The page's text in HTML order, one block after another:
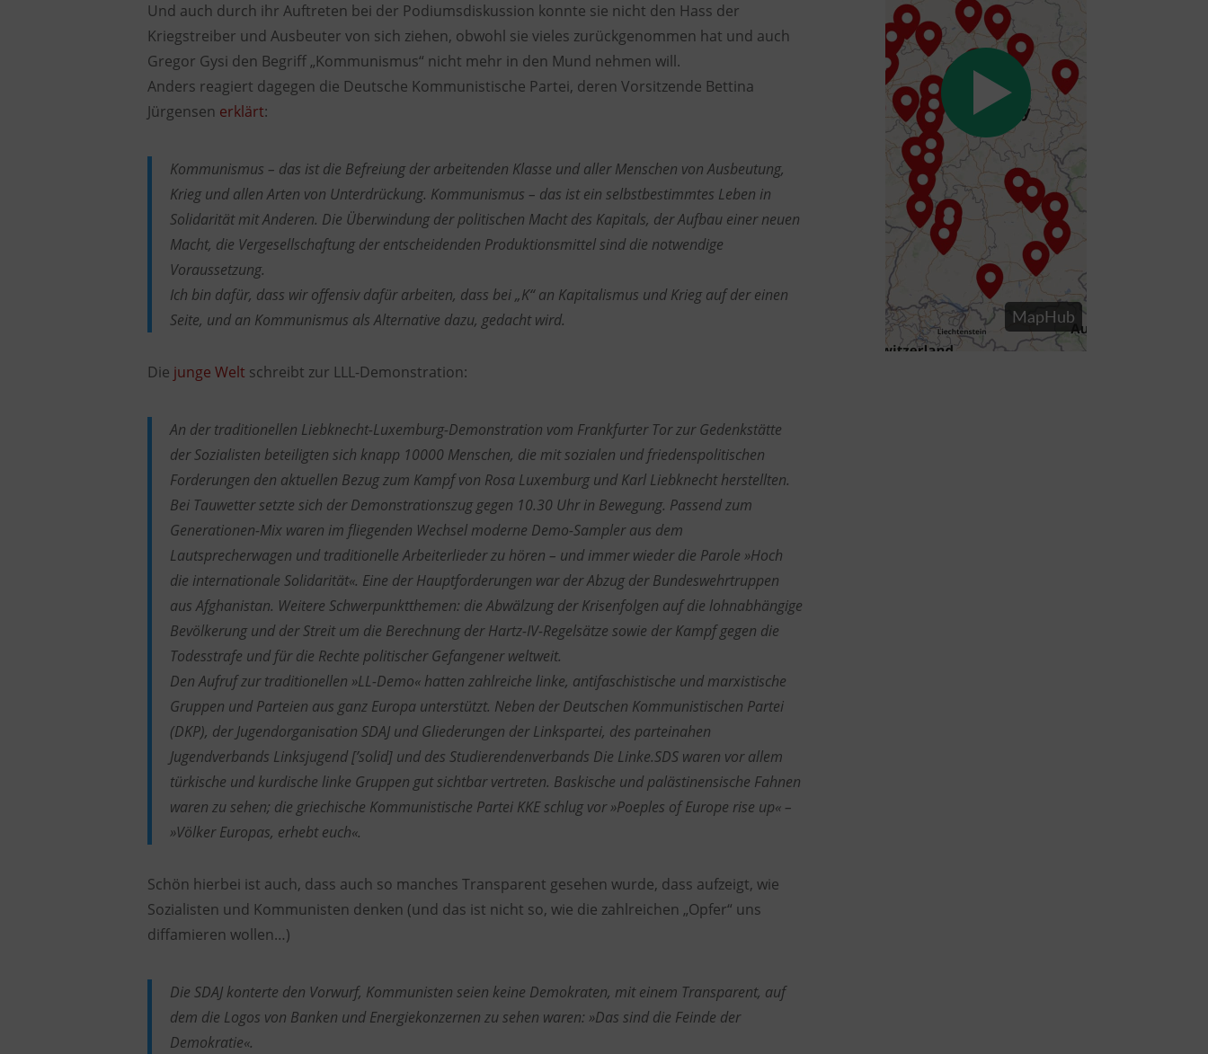
Und auch durch ihr Auftreten bei der Podiumsdiskussion konnte sie nicht den Hass der
Kriegstreiber und Ausbeuter von sich ziehen, obwohl sie vieles zurückgenommen hat und auch
Gregor Gysi den Begriff „Kommunismus“ nicht mehr in den Mund nehmen will.
Anders reagiert dagegen die Deutsche Kommunistische Partei, deren Vorsitzende Bettina
Jürgensen erklärt:
Kommunismus – das ist die Befreiung der arbeitenden Klasse und aller Menschen von Ausbeutung,
Krieg und allen Arten von Unterdrückung. Kommunismus – das ist ein selbstbestimmtes Leben in
Solidarität mit Anderen. Die Überwindung der politischen Macht des Kapitals, der Aufbau einer neuen
Macht, die Vergesellschaftung der entscheidenden Produktionsmittel sind die notwendige
Voraussetzung.
Ich bin dafür, dass wir offensiv dafür arbeiten, dass bei „K“ an Kapitalismus und Krieg auf der einen
Seite, und an Kommunismus als Alternative dazu, gedacht wird.
Die junge Welt schreibt zur LLL-Demonstration:
An der traditionellen Liebknecht-Luxemburg-Demonstration vom Frankfurter Tor zur Gedenkstätte
der Sozialisten beteiligten sich knapp 10000 Menschen, die mit sozialen und friedenspolitischen
Forderungen den aktuellen Bezug zum Kampf von Rosa Luxemburg und Karl Liebknecht herstellten.
Bei Tauwetter setzte sich der Demonstrationszug gegen 10.30 Uhr in Bewegung. Passend zum
Generationen-Mix waren im fliegenden Wechsel moderne Demo-Sampler aus dem
Lautsprecherwagen und traditionelle Arbeiterlieder zu hören – und immer wieder die Parole »Hoch
die internationale Solidarität«. Eine der Hauptforderungen war der Abzug der Bundeswehrtruppen
aus Afghanistan. Weitere Schwerpunktthemen: die Abwälzung der Krisenfolgen auf die lohnabhängige
Bevölkerung und der Streit um die Berechnung der Hartz-IV-Regelsätze sowie der Kampf gegen die
Todesstrafe und für die Rechte politischer Gefangener weltweit.
Den Aufruf zur traditionellen »LL-Demo« hatten zahlreiche linke, antifaschistische und marxistische
Gruppen und Parteien aus ganz Europa unterstützt. Neben der Deutschen Kommunistischen Partei
(DKP), der Jugendorganisation SDAJ und Gliederungen der Linkspartei, des parteinahen
Jugendverbands Linksjugend [’solid] und des Studierendenverbands Die Linke.SDS waren vor allem
türkische und kurdische linke Gruppen gut sichtbar vertreten. Baskische und palästinensische Fahnen
waren zu sehen; die griechische Kommunistische Partei KKE schlug vor »Poeples of Europe rise up« –
»Völker Europas, erhebt euch«.
Schön hierbei ist auch, dass auch so manches Transparent gesehen wurde, dass aufzeigt, wie
Sozialisten und Kommunisten denken (und das ist nicht so, wie die zahlreichen „Opfer“ uns
diffamieren wollen…)
Die SDAJ konterte den Vorwurf, Kommunisten seien keine Demokraten, mit einem Transparent, auf
dem die Logos von Banken und Energiekonzernen zu sehen waren: »Das sind die Feinde der
Demokratie«.